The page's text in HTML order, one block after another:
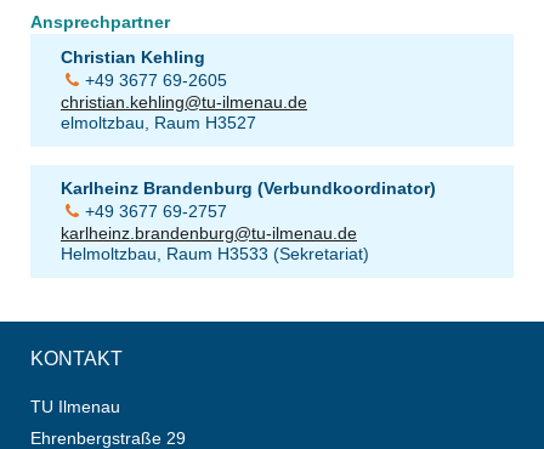
Ansprechpartner
Christian Kehling
+49 3677 69-2605
christian.kehling@tu-ilmenau.de
elmoltzbau, Raum H3527
Karlheinz Brandenburg (Verbundkoordinator)
+49 3677 69-2757
karlheinz.brandenburg@tu-ilmenau.de
Helmoltzbau, Raum H3533 (Sekretariat)
KONTAKT
TU Ilmenau
Ehrenbergstraße 29